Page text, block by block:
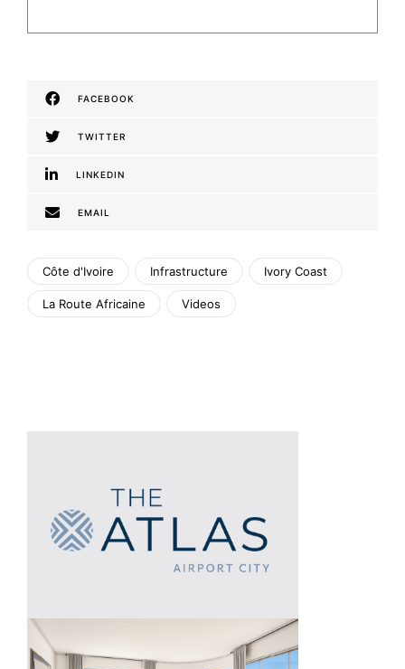
FACEBOOK
TWITTER
LINKEDIN
EMAIL
Côte d'Ivoire Infrastructure Ivory Coast
La Route Africaine Videos